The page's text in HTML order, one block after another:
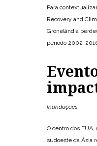
Para
Recovery and
Gronelândia
período 2002-
Inundações
O centro dos
sudoeste da Ásia